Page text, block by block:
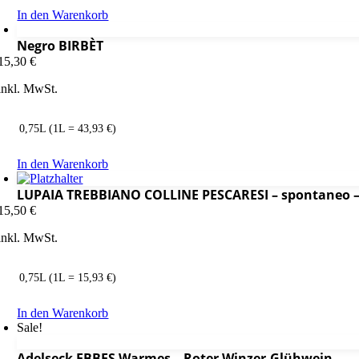
In den Warenkorb
Negro BIRBÈT
€
MwSt.
0,75L (1L = 43,93 €)
In den Warenkorb
LUPAIA TREBBIANO COLLINE PESCARESI – spontaneo
€
MwSt.
0,75L (1L = 15,93 €)
In den Warenkorb
Sale!